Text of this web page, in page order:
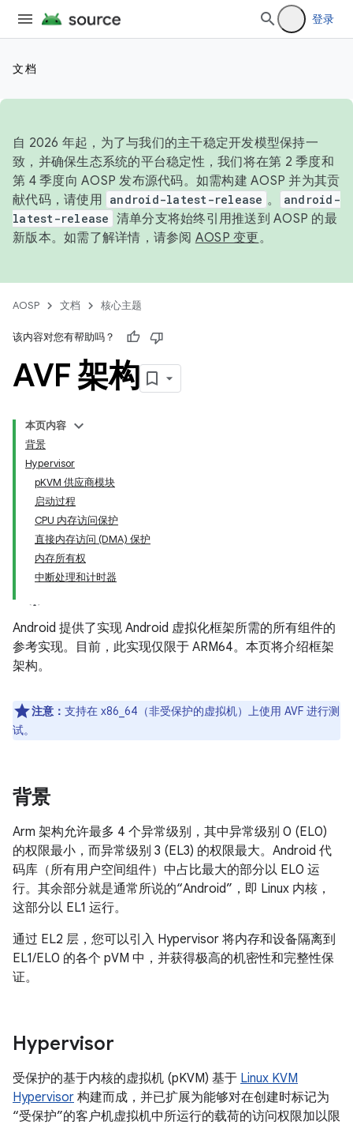
登录
文档
自 2026 年起，为了与我们的主干稳定开发模型保持一
致，并确保生态系统的平台稳定性，我们将在第 2 季度和
第 4 季度向 AOSP 发布源代码。如需构建 AOSP 并为其贡
献代码，请使用 android-latest-release 。
android-
latest-release 清单分支将始终引用推送到 AOSP 的最
新版本。如需了解详情，请参阅 AOSP 变更。
AOSP 文档 核心主题
该内容对您有帮助吗？
AVF 架构
本页内容
背景
Hypervisor
pKVM 供应商模块
启动过程
CPU 内存访问保护
直接内存访问 (DMA) 保护
内存所有权
中断处理和计时器
Android 提供了实现 Android 虚拟化框架所需的所有组件的
参考实现。目前，此实现仅限于 ARM64。本页将介绍框架
架构。
注意： 支持在 x86_64（非受保护的虚拟机）上使用 AVF 进行测
试。
背景
Arm 架构允许最多 4 个异常级别，其中异常级别 0 (EL0)
的权限最小，而异常级别 3 (EL3) 的权限最大。Android 代
码库（所有用户空间组件）中占比最大的部分以 EL0 运
行。其余部分就是通常所说的“Android”，即 Linux 内核，
这部分以 EL1 运行。
通过 EL2 层，您可以引入 Hypervisor 将内存和设备隔离到
EL1/EL0 的各个 pVM 中，并获得极高的机密性和完整性保
证。
Hypervisor
受保护的基于内核的虚拟机 (pKVM) 基于 Linux KVM
Hypervisor 构建而成，并已扩展为能够对在创建时标记为
“受保护”的客户机虚拟机中所运行的载荷的访问权限加以限